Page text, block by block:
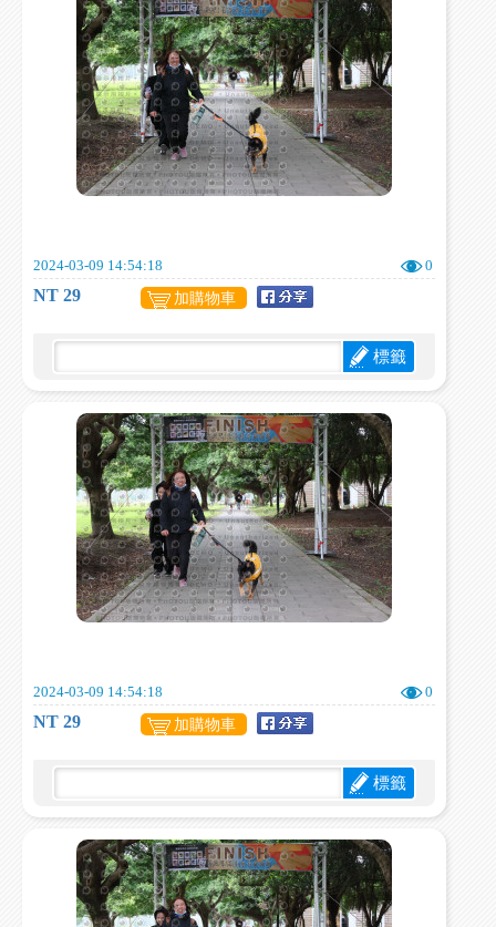
2024-03-09 14:54:18 0
NT 29 加購物車
標籤
2024-03-09 14:54:18 0
NT 29 加購物車
標籤